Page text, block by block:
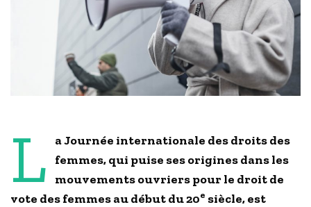
L
a Journée internationale des droits des
femmes, qui puise ses origines dans les
mouvements ouvriers pour le droit de
vote des femmes au début du 20e siècle, est